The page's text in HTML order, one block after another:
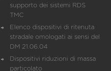
supporto dei sistemi RDS
TMC
Elenco dispositivi di ritenuta
stradale omologati ai sensi del
DM 21.06.04
Dispositivi riduzioni di massa
particolato